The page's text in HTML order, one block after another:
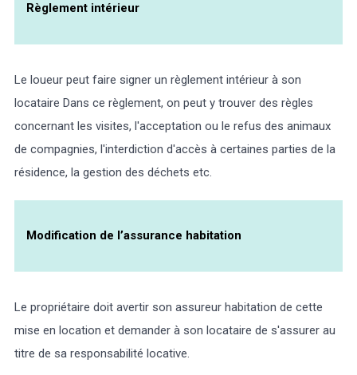
Règlement intérieur
Le loueur peut faire signer un règlement intérieur à son
locataire Dans ce règlement, on peut y trouver des règles
concernant les visites, l'acceptation ou le refus des animaux
de compagnies, l'interdiction d'accès à certaines parties de la
résidence, la gestion des déchets etc.
Modification de l’assurance habitation
Le propriétaire doit avertir son assureur habitation de cette
mise en location et demander à son locataire de s'assurer au
titre de sa responsabilité locative.